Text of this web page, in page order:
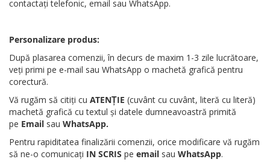
contactați telefonic, email sau WhatsApp.
Personalizare produs:
După plasarea comenzii, în decurs de maxim 1-3 zile lucrătoare,
veți primi pe e-mail sau WhatsApp o machetă grafică pentru
corectură.
Vă rugăm să citiți cu ATENȚIE (cuvânt cu cuvânt, literă cu literă)
machetă grafică cu textul și datele dumneavoastră primită
pe Email sau WhatsApp.
Pentru rapiditatea finalizării comenzii, orice modificare vă rugăm
să ne-o comunicați IN SCRIS pe email sau WhatsApp.